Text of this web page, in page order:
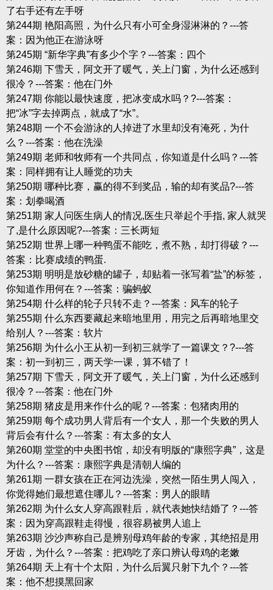
了右手还有左手呀
第244期 艳阳高照，为什么只有小可全身湿淋淋的？---答
案：因为他正在游泳呀
第245期 “新华字典”有多少个字？---答案：四个
第246期 下雪天，阿文开了暖气，关上门窗，为什么还感到
很冷？---答案：他在门外
第247期 你能以最快速度，把冰变成水吗？?---答案：
把“冰”字去掉两点，就成了“水”。
第248期 一个不会游泳的人掉进了水里却没有淹死，为什
么？---答案：他在洗澡
第249期 老师和牧师有一个共同点，你知道是什么吗？---答
案：同样拥有让人睡觉的功夫
第250期 哪种比赛，赢的得不到奖品，输的却有奖品?---答
案：划拳喝酒
第251期 家人问医生病人的情况,医生只举起个手指, 家人就哭
了,是什么原因呢?---答案：三长两短
第252期 世界上哪一种鸭蛋不能吃，煮不熟，却打得破？---
答案：比赛成绩的鸭蛋.
第253期 明明是放砂糖的罐子，却贴着一张写着“盐”的标签，
你知道作用何在？---答案：骗蚂蚁
第254期 什么样的轮子只转不走？---答案：风车的轮子
第255期 什么东西要藏起来暗地里用，用完之后再暗地里交
给别人？---答案：软片
第256期 为什么小王从初一到初三就学了一篇课文？?---答
案：初一到初三，两天学一课，算不错了！
第257期 下雪天，阿文开了暖气，关上门窗，为什么还感到
很冷？---答案：他在门外
第258期 猪皮是用来作什么的呢？---答案：包猪肉用的
第259期 每个成功男人背后有一个女人，那一个失败的男人
背后会有什么？---答案：有太多的女人
第260期 堂堂的中央图书馆，却没有明版的“康熙字典”，这是
为什么？---答案：康熙字典是清朝人编的
第261期 一群女孩在正在河边洗澡，突然一陌生男人闯入，
你觉得她们最想遮住哪儿？---答案：男人的眼睛
第262期 为什么女人穿高跟鞋后，就代表她快结婚了？---答
案：因为穿高跟鞋走得慢，很容易被男人追上
第263期 沙沙声称自己是辨别母鸡年龄的专家，其绝招是用
牙齿，为什么？---答案：把鸡吃了亲口辨认母鸡的老嫩
第264期 天上有十个太阳，为什么后翼只射下九个？---答
案：他不想摸黑回家